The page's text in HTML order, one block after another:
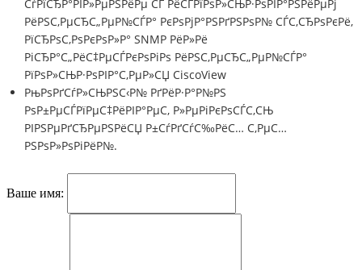
СѓРїСЂР°РІР»РµРЅРёРµ СЃ РёСЃРїРѕР»СЊР·РѕРІР°РЅРёРµРј
РёРЅС‚РµСЂС„РµР№СЃР° РєРѕРјР°РЅРґРЅРѕР№ СЃС‚СЂРѕРєРё,
РїСЂРѕС‚РѕРєРѕР»Р° SNMP РёР»Рё
РіСЂР°С„РёС‡РµСЃРєРѕРіРѕ РёРЅС‚РµСЂС„РµР№СЃР°
РїРѕР»СЊР·РѕРІР°С‚РµР»СЏ CiscoView
РњРѕРґСѓР»СЊРЅС‹Р№ РґРёР·Р°Р№РЅ
РѕР±РµСЃРїРµС‡РёРІР°РµС‚ Р»РµРіРєРѕСЃС‚СЊ
РІРЅРµРґСЂРµРЅРёСЏ Р±СѓРґСѓС‰РёС… С‚РµС…
РЅРѕР»РѕРіРёР№.
Ваше имя: